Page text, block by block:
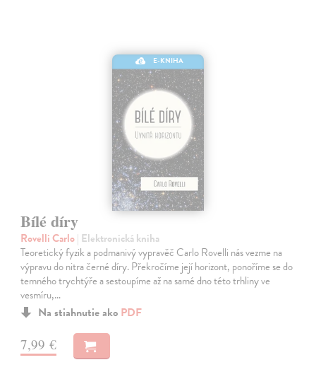
E-KNIHA
Bílé díry
Rovelli Carlo| Elektronická kniha
Teoretický fyzik a podmanivý vypravěč Carlo Rovelli nás vezme na
výpravu do nitra černé díry. Překročíme její horizont, ponoříme se do
temného trychtýře a sestoupíme až na samé dno této trhliny ve
vesmíru,…
Na stiahnutie ako PDF
7,99 €